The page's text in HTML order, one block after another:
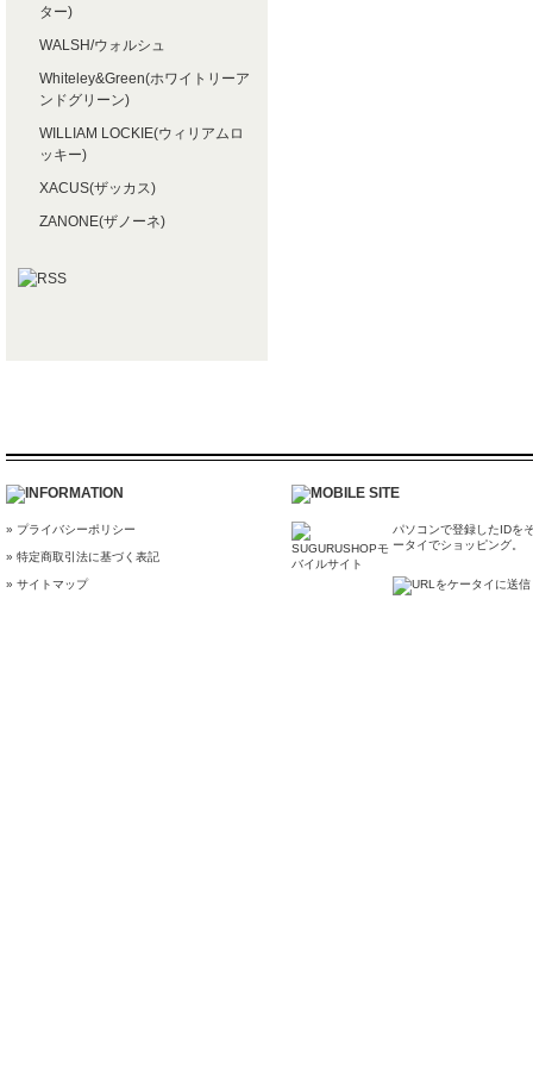
ター)
WALSH/ウォルシュ
Whiteley&Green(ホワイトリーア
ンドグリーン)
WILLIAM LOCKIE(ウィリアムロ
ッキー)
XACUS(ザッカス)
ZANONE(ザノーネ)
» プライバシーポリシー
» 特定商取引法に基づく表記
» サイトマップ
パソコンで登録したIDを
ータイでショッピング。